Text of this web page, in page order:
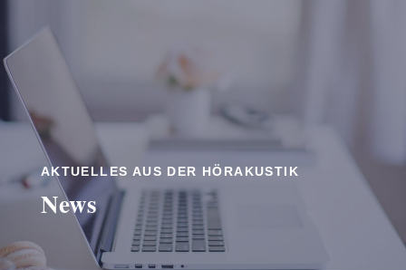
AKTUELLES AUS DER HÖRAKUSTIK
News